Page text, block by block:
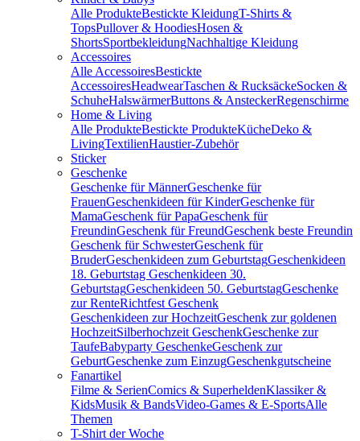
Alle ProdukteBestickte KleidungT-Shirts &
TopsPullover & HoodiesHosen &
ShortsSportbekleidungNachhaltige Kleidung
Accessoires
Alle AccessoiresBestickte
AccessoiresHeadwearTaschen & RucksäckeSocken &
SchuheHalswärmerButtons & AnsteckerRegenschirme
Home & Living
Alle ProdukteBestickte ProdukteKücheDeko &
LivingTextilienHaustier-Zubehör
Sticker
Geschenke
Geschenke für MännerGeschenke für
FrauenGeschenkideen für KinderGeschenke für
MamaGeschenk für PapaGeschenk für
FreundinGeschenk für FreundGeschenk beste Freundin
Geschenk für SchwesterGeschenk für
BruderGeschenkideen zum GeburtstagGeschenkideen
18. Geburtstag Geschenkideen 30.
GeburtstagGeschenkideen 50. GeburtstagGeschenke
zur RenteRichtfest Geschenk
Geschenkideen zur HochzeitGeschenk zur goldenen
HochzeitSilberhochzeit GeschenkGeschenke zur
TaufeBabyparty GeschenkeGeschenk zur
GeburtGeschenke zum EinzugGeschenkgutscheine
Fanartikel
Filme & SerienComics & SuperheldenKlassiker &
KidsMusik & BandsVideo-Games & E-SportsAlle
Themen
T-Shirt der Woche